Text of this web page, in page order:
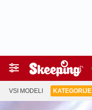
VSI MODELI KATEGORIJE